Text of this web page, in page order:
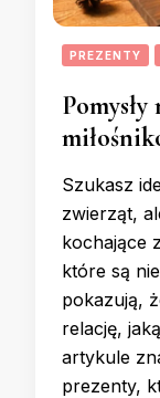
PREZENTY
Szukasz
zwierząt,
kochające
które są
pokazują,
relację,
artykule
prezenty,